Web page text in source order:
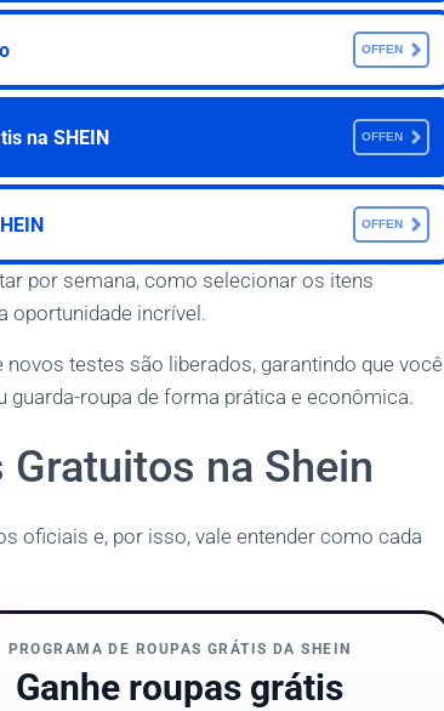
OFFEN
na SHEIN OFFEN
OFFEN
por semana, como selecionar os itens
oportunidade incrível.
testes são liberados, garantindo que você
guarda-roupa de forma prática e econômica.
na Shein
oficiais e, por isso, vale entender como cada
PROGRAMA DE ROUPAS GRÁTIS DA SHEIN
Ganhe roupas grátis